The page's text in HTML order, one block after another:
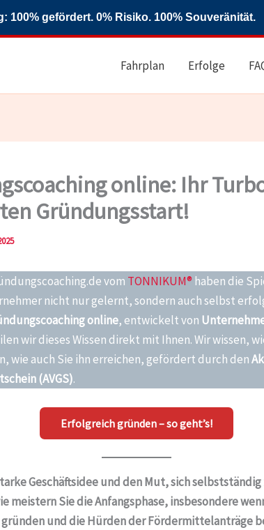
100% gefördert. 0% Risiko. 100% Souveränität.
Fahrplan Erfolge
online: Ihr
Gründungsstart!
vom TONNIKUM® haben die
nicht nur gelernt, sondern auch selbst
online, entwickelt von
wir dieses Wissen direkt mit Ihnen. Wir wissen,
wie auch Sie ihn erreichen, gefördert durch den
(AVGS).
Erfolgreich gründen – so geht’s!
Geschäftsidee und den Mut, sich selbstständig
meistern Sie die Anfangsphase, insbesondere
und die Hürden der Fördermittelanträge